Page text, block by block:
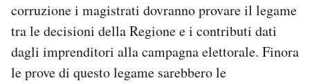
corruzione i magistrati dovranno provare il legame
tra le decisioni della Regione e i contributi dati
dagli imprenditori alla campagna elettorale. Finora
le prove di questo legame sarebbero le